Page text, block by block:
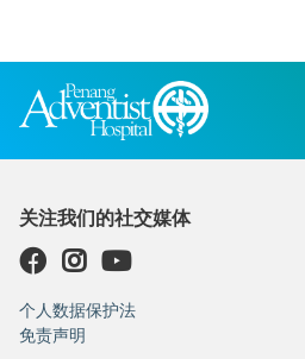
关注我们的社交媒体
个人数据保护法
免责声明